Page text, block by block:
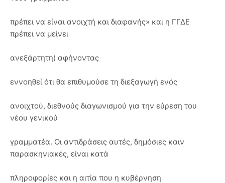
πρέπει να είναι ανοιχτή και διαφανής» και η ΓΓΔΕ
πρέπει να μείνει
ανεξάρτητη) αφήνοντας
εννοηθεί ότι θα επιθυμούσε τη διεξαγωγή ενός
ανοιχτού, διεθνούς διαγωνισμού για την εύρεση του
νέου γενικού
γραμματέα. Οι αντιδράσεις αυτές, δημόσιες καιν
παρασκηνιακές, είναι κατά
πληροφορίες και η αιτία που η κυβέρνηση